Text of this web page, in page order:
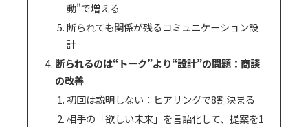
動”で増える
断られても関係が残るコミュニケーション設
計
断られるのは“トーク”より“設計”の問題：商談
の改善
初回は説明しない：ヒアリングで8割決まる
相手の「欲しい未来」を言語化して、提案を1